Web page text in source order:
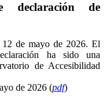
declaración de
12 de mayo de 2026. El
ha sido una
de Accesibilidad
de 2026 (pdf)